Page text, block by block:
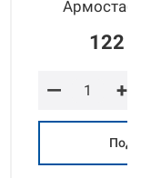
Армостаб
122
— +